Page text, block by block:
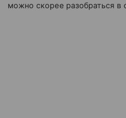
можно скорее разобраться в